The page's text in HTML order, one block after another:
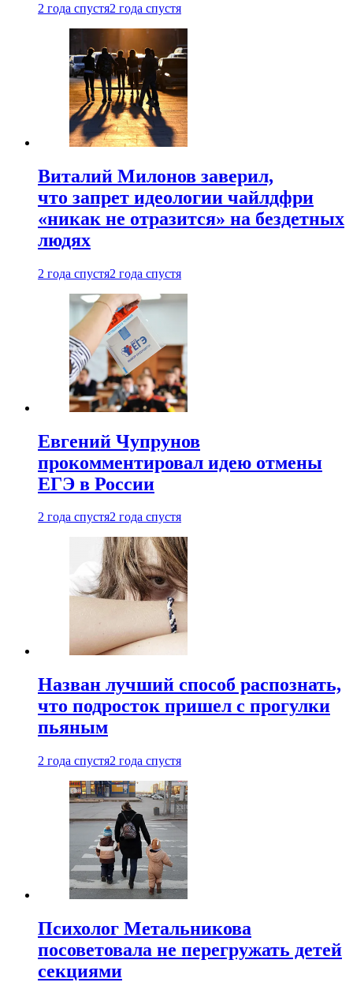
2 года спустя2 года спустя
Виталий Милонов заверил,
что запрет идеологии чайлдфри
«никак не отразится» на бездетных
людях
2 года спустя2 года спустя
Евгений Чупрунов
прокомментировал идею отмены
ЕГЭ в России
2 года спустя2 года спустя
Назван лучший способ распознать,
что подросток пришел с прогулки
пьяным
2 года спустя2 года спустя
Психолог Метальникова
посоветовала не перегружать детей
секциями